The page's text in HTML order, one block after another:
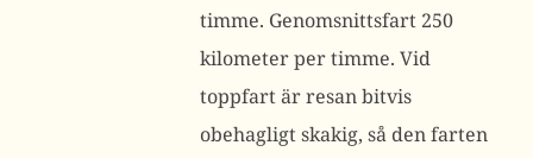
timme. Genomsnittsfart 250
kilometer per timme. Vid
toppfart är resan bitvis
obehagligt skakig, så den farten